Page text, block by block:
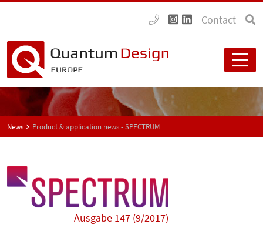
Contact
News Product & application news - SPECTRUM
Ausgabe 147 (9/2017)